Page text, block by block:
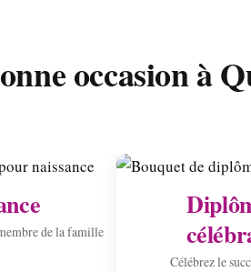
occasion à
de la famille
Célébrez le